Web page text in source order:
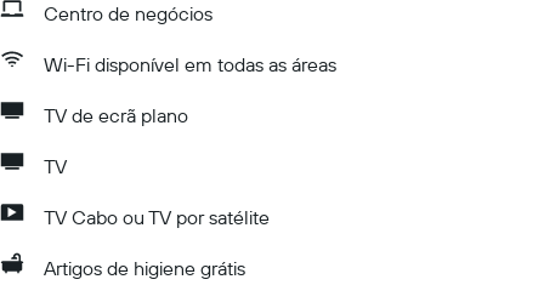
Centro de negócios
Wi-Fi disponível em todas as áreas
TV de ecrã plano
TV
TV Cabo ou TV por satélite
Artigos de higiene grátis